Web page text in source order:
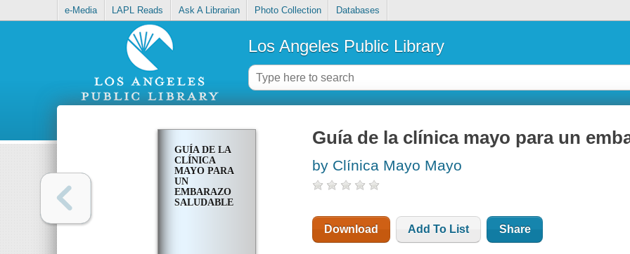
e-Media LAPL Reads Ask A Librarian Photo Collection Databases
Los Angeles Public Library
GUÍA DE LA
CLÍNICA
MAYO PARA
UN
EMBARAZO
SALUDABLE
Guía de la clínica mayo para un
by Clínica Mayo Mayo
Download Add To List Share